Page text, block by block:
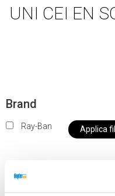
UNI CEI EN
Brand
Ray-Ban Applica